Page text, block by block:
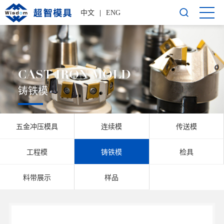
中文 ENG
CAST IRON MOLD
铸铁模
五金冲压模具 连续模 传送模
工程模 铸铁模 检具
料带展示 样品